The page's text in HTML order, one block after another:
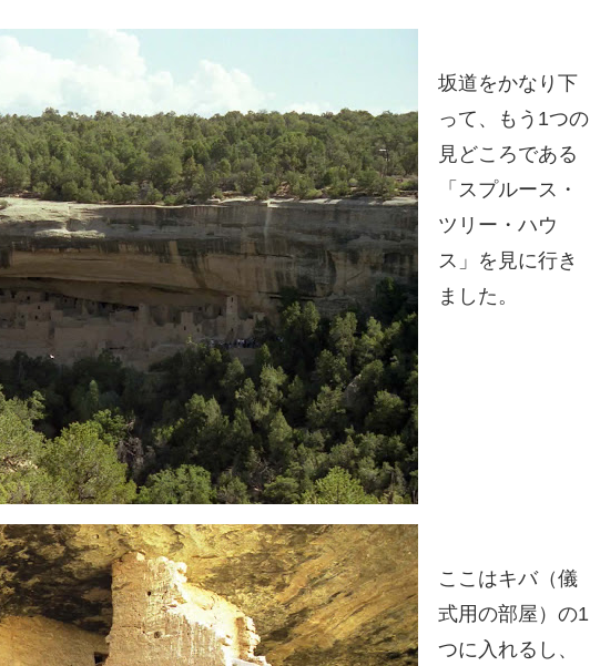
坂道をかなり下
って、もう1つの
見どころである
「スプルース・
ツリー・ハウ
ス」を見に行き
ました。
ここはキバ（儀
式用の部屋）の1
つに入れるし、